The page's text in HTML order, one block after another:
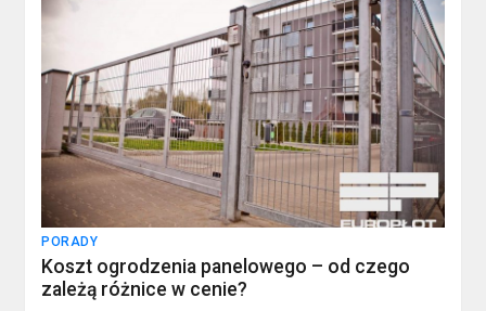
PORADY
Koszt ogrodzenia panelowego – od czego
zależą różnice w cenie?